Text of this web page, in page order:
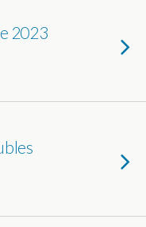
2023